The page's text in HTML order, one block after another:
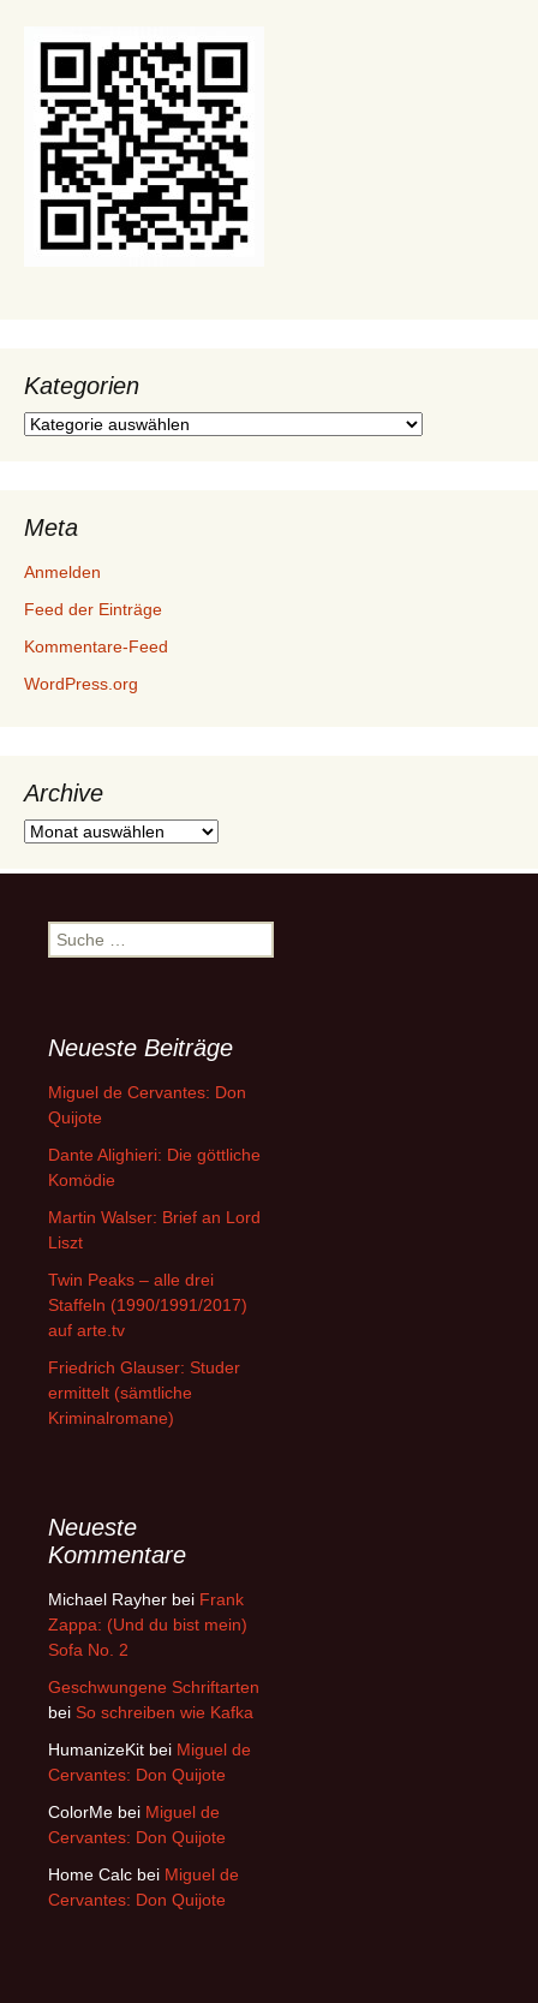
Kategorien
Kategorien
Meta
Anmelden
Feed der Einträge
Kommentare-Feed
WordPress.org
Archive
Archive
Suche
nach:
Neueste Beiträge
Miguel de Cervantes: Don
Quijote
Dante Alighieri: Die göttliche
Komödie
Martin Walser: Brief an Lord
Liszt
Twin Peaks – alle drei
Staffeln (1990/1991/2017)
auf arte.tv
Friedrich Glauser: Studer
ermittelt (sämtliche
Kriminalromane)
Neueste
Kommentare
Michael Rayher bei Frank
Zappa: (Und du bist mein)
Sofa No. 2
Geschwungene Schriftarten
bei So schreiben wie Kafka
HumanizeKit bei Miguel de
Cervantes: Don Quijote
ColorMe bei Miguel de
Cervantes: Don Quijote
Home Calc bei Miguel de
Cervantes: Don Quijote